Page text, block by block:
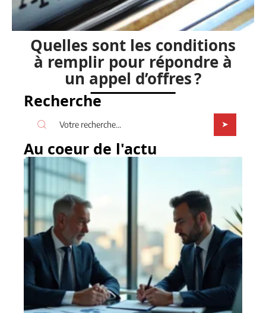
Quelles sont les conditions
à remplir pour répondre à
un appel d’offres ?
Recherche
Au coeur de l'actu